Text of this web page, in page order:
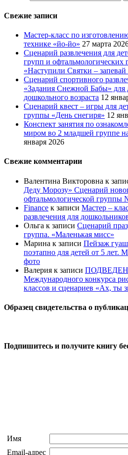
Свежие записи
Мастер-класс по
технике «йо-йо» 27 марта
Сценарий развлечения для
групп и
«Наступили Святки –
Сценарий спортивного
«Задания Снежной Бабы» для
дошкольного возраста 12
Сценарий квест – игры для
группы «День снегиря» 12
Конспект занятия по
миром во 2 младшей группе
января 2026
Свежие комментарии
Валентина Викторовна к
Деду Морозу» Сценарий
офтальмологической группы
Finance к записи Мастер –
развлечения для
Ольга к записи Сценарий
группа. «Маленькая мисс»
Марина к записи Пейзаж
поэтапно для детей от 5 лет.
фото
Валерия к записи
Международного конкурса
классов и сценариев «Ах, ты
Образец свидетельства о
Подпишитесь и получите книгу
Имя
Email-адрес